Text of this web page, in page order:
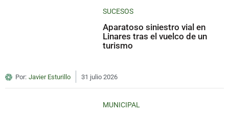
SUCESOS
Aparatoso siniestro vial en
Linares tras el vuelco de un
turismo
Por: Javier Esturillo 31 julio 2026
MUNICIPAL